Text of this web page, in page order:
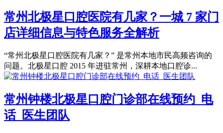
常州北极星口腔医院有几家？一城 7 家门
店详细信息与特色服务全解析
“常州北极星口腔医院有几家？” 是常州本地市民高频咨询的
问题。北极星口腔 2015 年进驻常州，深耕本地口腔诊...
常州钟楼北极星口腔门诊部在线预约_电
话_医生团队